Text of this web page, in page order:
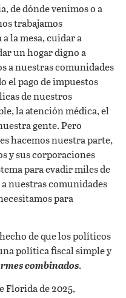
de dónde venimos o a
trabajamos
la mesa, cuidar a
un hogar digno a
a nuestras comunidades
el pago de impuestos
de nuestros
la atención médica, el
gente. Pero
hacemos nuestra parte,
y sus corporaciones
para evadir miles de
nuestras comunidades
para
de que los políticos
política fiscal simple y
combinados.
Florida de 2025,